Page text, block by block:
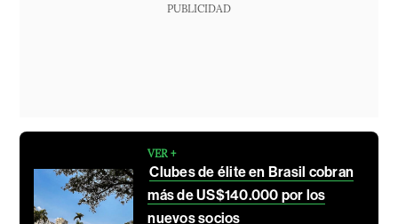
PUBLICIDAD
VER +
Clubes de élite en Brasil cobran
más de US$140.000 por los
nuevos socios